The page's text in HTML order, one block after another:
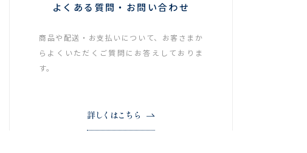
よくある質問・お問い合わせ
商品や配送・お支払いについて、お客さまか
らよくいただくご質問にお答えしておりま
す。
詳しくはこちら